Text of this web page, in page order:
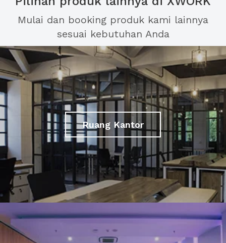
Mulai dan booking produk kami lainnya
sesuai kebutuhan Anda
Ruang Kantor